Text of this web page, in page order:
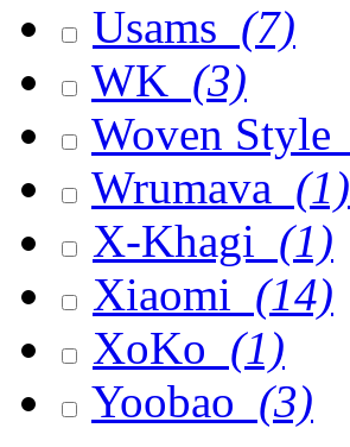
Usams (7)
WK (3)
Woven Style
Wrumava (1)
X-Khagi (1)
Xiaomi (14)
XoKo (1)
Yoobao (3)